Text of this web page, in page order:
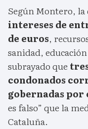
Según Montero,
intereses de
de euros,
sanidad,
subrayado que
condonados
gobernadas por
es falso” que la
Cataluña.